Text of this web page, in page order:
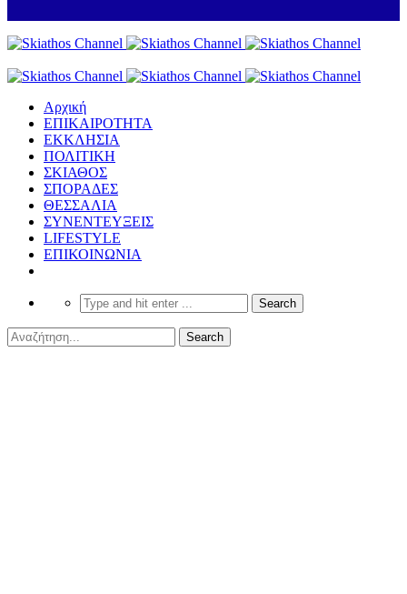
Αρχική
ΕΠΙΚΑΙΡΟΤΗΤΑ
ΕΚΚΛΗΣΙΑ
ΠΟΛΙΤΙΚΗ
ΣΚΙΑΘΟΣ
ΣΠΟΡΑΔΕΣ
ΘΕΣΣΑΛΙΑ
ΣΥΝΕΝΤΕΥΞΕΙΣ
LIFESTYLE
ΕΠΙΚΟΙΝΩΝΙΑ